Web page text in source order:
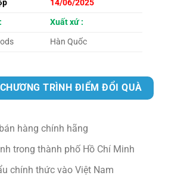
14/06/2025
Xuất xứ :
Hàn Quốc
CHƯƠNG TRÌNH ĐIỂM ĐỔI QUÀ
hàng chính hãng
trong thành phố Hồ Chí Minh
chính thức vào Việt Nam